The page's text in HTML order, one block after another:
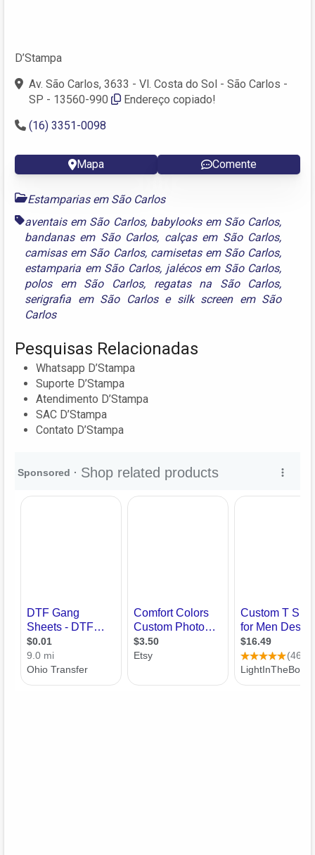
D’Stampa
Av. São Carlos, 3633 - Vl. Costa do Sol - São Carlos -
SP - 13560-990
Endereço copiado!
(16) 3351-0098
Mapa Comente
Estamparias em São Carlos
aventais em São Carlos, babylooks em São Carlos,
bandanas em São Carlos, calças em São Carlos,
camisas em São Carlos, camisetas em São Carlos,
estamparia em São Carlos, jalécos em São Carlos,
polos em São Carlos, regatas na São Carlos,
serigrafia em São Carlose silk screen em São
Carlos
Pesquisas Relacionadas
Whatsapp D’Stampa
Suporte D’Stampa
Atendimento D’Stampa
SAC D’Stampa
Contato D’Stampa